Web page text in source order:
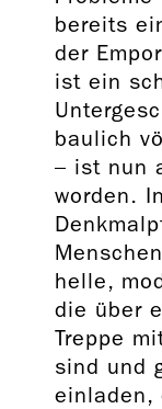
bereits
der
ist ein
baulich
– ist nun
worden.
helle,
die über
Treppe
sind und
einladen,